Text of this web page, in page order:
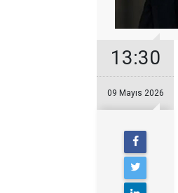
13:30
09 Mayıs 2026